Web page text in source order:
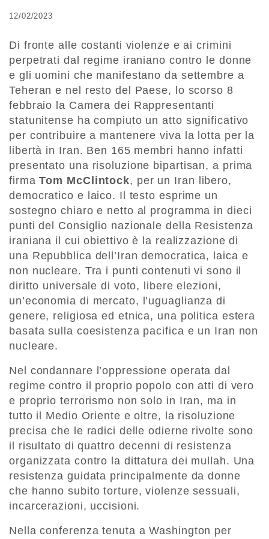
12/02/2023
Di fronte alle costanti violenze e ai crimini
perpetrati dal regime iraniano contro le donne
e gli uomini che manifestano da settembre a
Teheran e nel resto del Paese, lo scorso 8
febbraio la Camera dei Rappresentanti
statunitense ha compiuto un atto significativo
per contribuire a mantenere viva la lotta per la
libertà in Iran. Ben 165 membri hanno infatti
presentato una risoluzione bipartisan, a prima
firmaTom McClintock, per un Iran libero,
democratico e laico. Il testo esprime un
sostegno chiaro e netto al programma in dieci
punti del Consiglio nazionale della Resistenza
iraniana il cui obiettivo è la realizzazione di
una Repubblica dell’Iran democratica, laica e
non nucleare. Tra i punti contenuti vi sono il
diritto universale di voto, libere elezioni,
un’economia di mercato, l’uguaglianza di
genere, religiosa ed etnica, una politica estera
basata sulla coesistenza pacifica e un Iran non
nucleare.
Nel condannare l’oppressione operata dal
regime contro il proprio popolo con atti di vero
e proprio terrorismo non solo in Iran, ma in
tutto il Medio Oriente e oltre, la risoluzione
precisa che le radici delle odierne rivolte sono
il risultato di quattro decenni di resistenza
organizzata contro la dittatura dei mullah. Una
resistenza guidata principalmente da donne
che hanno subito torture, violenze sessuali,
incarcerazioni, uccisioni.
Nella conferenza tenuta a Washington per